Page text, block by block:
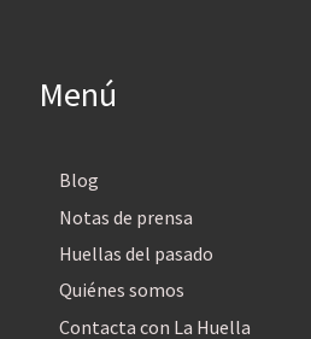
Menú
Blog
Notas de prensa
Huellas del pasado
Quiénes somos
Contacta con La Huella